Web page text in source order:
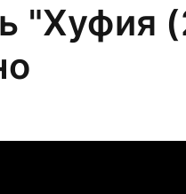
"Хуфия